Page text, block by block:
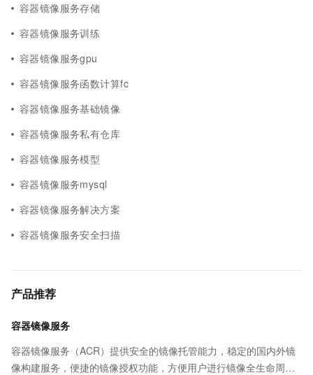
容器镜像服务存储
容器镜像服务训练
容器镜像服务gpu
容器镜像服务函数计算fc
容器镜像服务基础镜像
容器镜像服务私有仓库
容器镜像服务模型
容器镜像服务mysql
容器镜像服务解决方案
容器镜像服务安全扫描
产品推荐
容器镜像服务
容器镜像服务（ACR）提供安全的镜像托管能力，稳定的国内外镜
像构建服务，便捷的镜像授权功能，方便用户进行镜像全生命周期